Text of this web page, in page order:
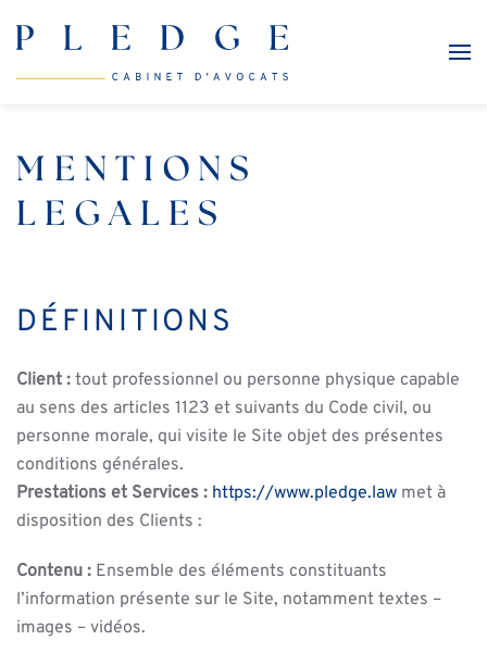
Skip to main content
MENTIONS
LEGALES
DÉFINITIONS
Client : tout professionnel ou personne physique capable
au sens des articles 1123 et suivants du Code civil, ou
personne morale, qui visite le Site objet des présentes
conditions générales.
Prestations et Services : https://www.pledge.law met à
disposition des Clients :
Contenu : Ensemble des éléments constituants
l’information présente sur le Site, notamment textes –
images – vidéos.